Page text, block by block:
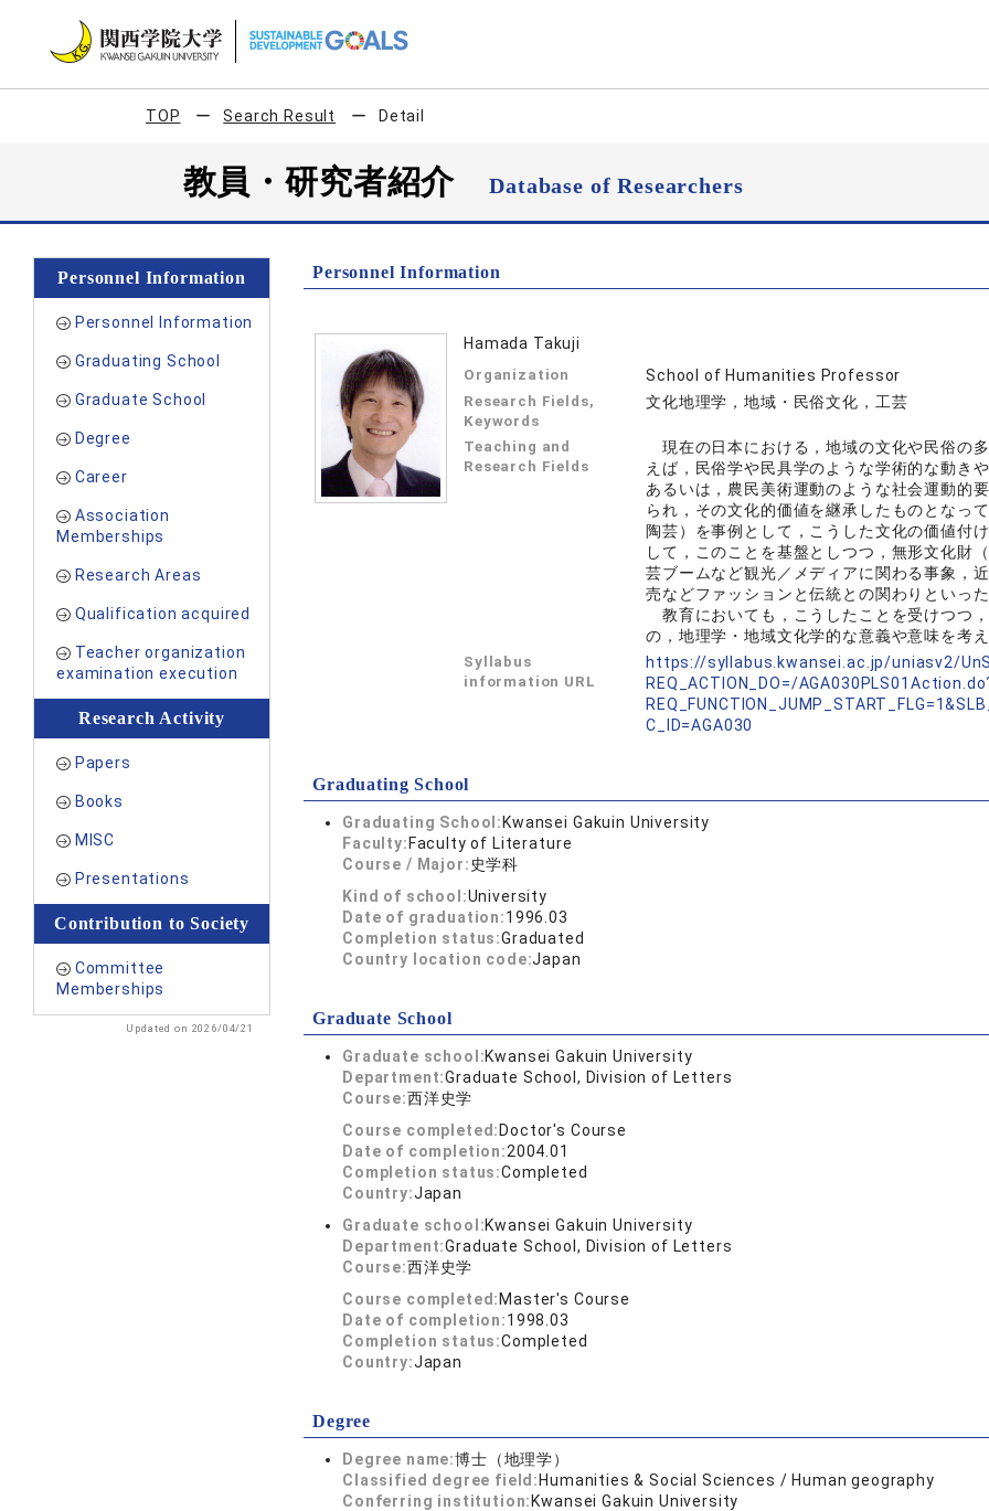
TOP Search Result Detail
教員・研究者紹介Database of Researchers
Personnel Information
Personnel Information
Graduating School
Graduate School
Degree
Career
Association
Memberships
Research Areas
Qualification acquired
Teacher organization
examination execution
Research Activity
Papers
Books
MISC
Presentations
Contribution to Society
Committee
Memberships
Updated on 2026/04/21
Personnel Information
Hamada Takuji
Organization School of Humanities Professor
Research Fields,
Keywords
文化地理学，地域・民俗文化，工芸
Teaching and
Research Fields
現在の日本における，地域の文化や民俗の
えば，民俗学や民具学のような学術的な動き
あるいは，農民美術運動のような社会運動的
られ，その文化的価値を継承したものとなっ
陶芸）を事例として，こうした文化の価値付
して，このことを基盤としつつ，無形文化財
芸ブームなど観光／メディアに関わる事象，
売などファッションと伝統との関わりといっ
教育においても，こうしたことを受けつつ
の，地理学・地域文化学的な意義や意味を考
Syllabus
information URL
https://syllabus.kwansei.ac.jp/uniasv2/
REQ_ACTION_DO=/
C_ID=AGA030
Graduating School
Graduating School: Kwansei Gakuin University
Faculty: Faculty of Literature
Course / Major: 史学科
Kind of school:University
Date of graduation:1996.03
Completion status:Graduated
Country location code:Japan
Graduate School
Graduate school:Kwansei Gakuin University
Department:Graduate School, Division of Letters
Course:西洋史学
Course completed: Doctor's Course
Date of completion:2004.01
Completion status:Completed
Country:Japan
Graduate school:Kwansei Gakuin University
Department:Graduate School, Division of Letters
Course:西洋史学
Course completed: Master's Course
Date of completion:1998.03
Completion status:Completed
Country:Japan
Degree
Degree name:博士（地理学）
Classified degree field: Humanities & Social Sciences / Human geography
Conferring institution: Kwansei Gakuin University